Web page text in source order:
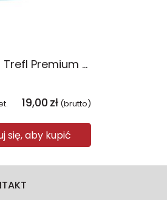
Puzzle 60 Trefl Premium Plus Kids Niesamowita przygoda Spidey Marvel 17429
19,00 zł (brutto)
się, aby kupić